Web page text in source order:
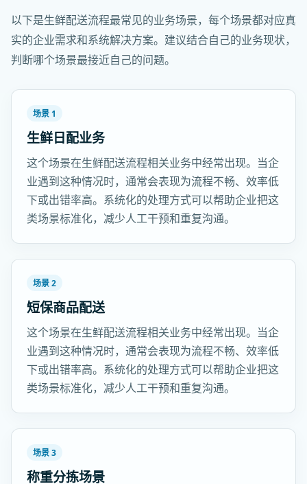
以下是生鲜配送流程最常见的业务场景，每个场景都对应真
实的企业需求和系统解决方案。建议结合自己的业务现状，
判断哪个场景最接近自己的问题。
场景 1
生鲜日配业务
这个场景在生鲜配送流程相关业务中经常出现。当企
业遇到这种情况时，通常会表现为流程不畅、效率低
下或出错率高。系统化的处理方式可以帮助企业把这
类场景标准化，减少人工干预和重复沟通。
场景 2
短保商品配送
这个场景在生鲜配送流程相关业务中经常出现。当企
业遇到这种情况时，通常会表现为流程不畅、效率低
下或出错率高。系统化的处理方式可以帮助企业把这
类场景标准化，减少人工干预和重复沟通。
场景 3
称重分拣场景